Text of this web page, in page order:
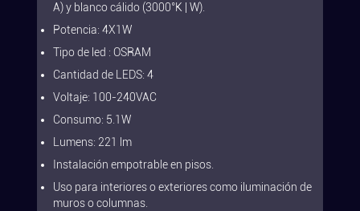
A) y blanco cálido (3000°K | W).
Potencia: 4X1W
Tipo de led : OSRAM
Cantidad de LEDS: 4
Voltaje: 100-240VAC
Consumo: 5.1W
Lumens: 221 lm
Instalación empotrable en pisos.
Uso para interiores o exteriores como iluminación de
muros o columnas.